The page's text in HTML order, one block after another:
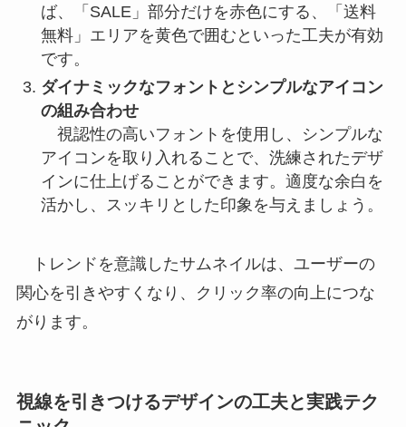
ば、「SALE」部分だけを赤色にする、「送料
無料」エリアを黄色で囲むといった工夫が有効
です。
ダイナミックなフォントとシンプルなアイコン
の組み合わせ
視認性の高いフォントを使用し、シンプルな
アイコンを取り入れることで、洗練されたデザ
インに仕上げることができます。適度な余白を
活かし、スッキリとした印象を与えましょう。
トレンドを意識したサムネイルは、ユーザーの
関心を引きやすくなり、クリック率の向上につな
がります。
視線を引きつけるデザインの工夫と実践テク